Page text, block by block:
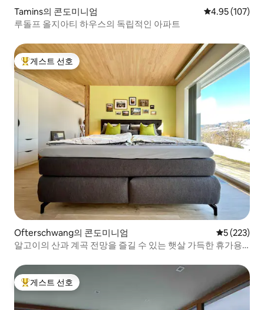
Tamins의 콘도미니엄 평점 4.95점(5
4.95 (107)
루돌프 올지아티 하우스의 독립적인 아파트
상위 게스트 선호
게스트 선호
Ofterschwang의 콘도미니엄 평점 5점(5
5 (223)
알고이의 산과 계곡 전망을 즐길 수 있는 햇살 가득한 휴가용
상위 게스트 선호
게스트 선호